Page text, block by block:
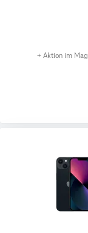
+ Aktion im